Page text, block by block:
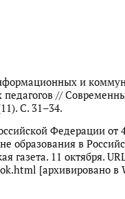
и
педагогов //
С. 31–34.
Федерации от
образования в
газета. 11 октября.
[архивировано в